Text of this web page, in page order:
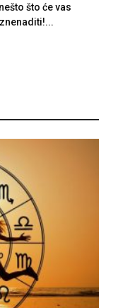
što će vas